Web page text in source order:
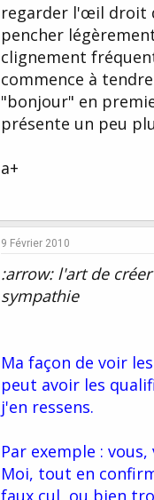
regarder l'œil droit
pencher
clignement
commence à
"bonjour" en
présente un peu
a+
9 Février 2010
:arrow: l'art de
sympathie
Ma façon de voir
peut avoir les
j'en ressens.
Par exemple :
Moi, tout en
faux cul, ou bien